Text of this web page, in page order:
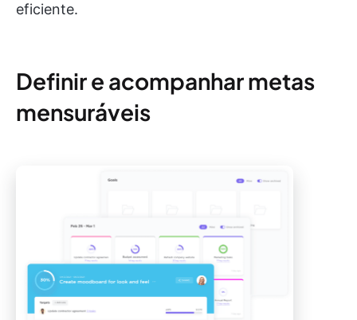
eficiente.
Definir e acompanhar metas
mensuráveis